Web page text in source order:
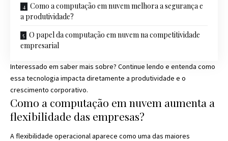
Como a computação em nuvem melhora a segurança e
a produtividade?
O papel da computação em nuvem na competitividade
empresarial
Interessado em saber mais sobre? Continue lendo e entenda como
essa tecnologia impacta diretamente a produtividade e o
crescimento corporativo.
Como a computação em nuvem aumenta a
flexibilidade das empresas?
A flexibilidade operacional aparece como uma das maiores